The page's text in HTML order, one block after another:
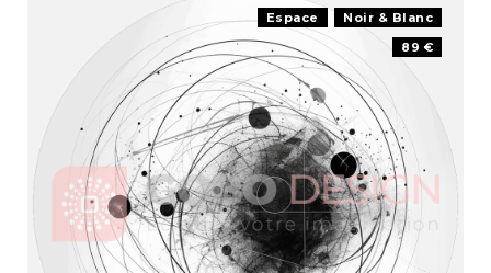
Espace
Noir & Blanc
89 €